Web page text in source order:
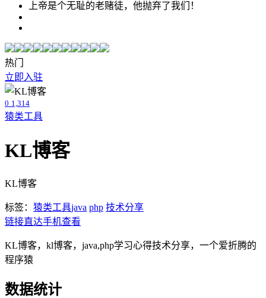
上帝是个无耻的老赌徒，他抛弃了我们！
热门
立即入驻
0 1,314
猿类工具
KL博客
KL博客
标签： 猿类工具java php 技术分享
链接直达手机查看
KL博客，kl博客，java,php学习心得技术分享，一个爱折腾的
程序猿
数据统计